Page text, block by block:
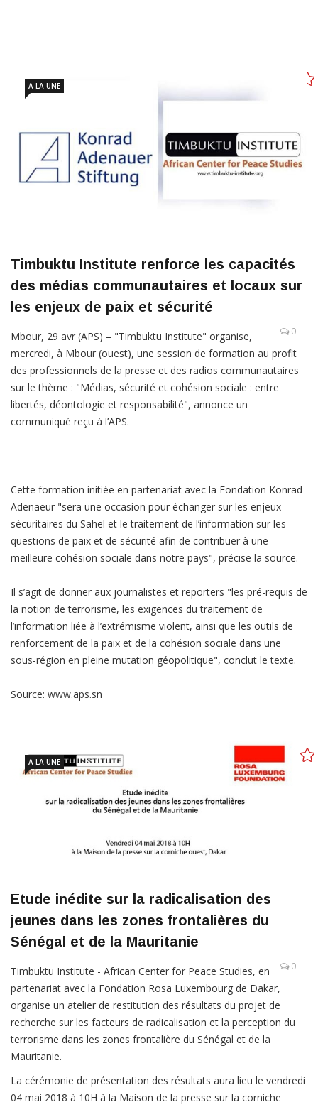
A LA UNE
Timbuktu Institute renforce les capacités
des médias communautaires et locaux sur
les enjeux de paix et sécurité
0
Mbour, 29 avr (APS) – "Timbuktu Institute" organise,
mercredi, à Mbour (ouest), une session de formation au profit
des professionnels de la presse et des radios communautaires
sur le thème : "Médias, sécurité et cohésion sociale : entre
libertés, déontologie et responsabilité", annonce un
communiqué reçu à l’APS.
Cette formation initiée en partenariat avec la Fondation Konrad
Adenaeur "sera une occasion pour échanger sur les enjeux
sécuritaires du Sahel et le traitement de l’information sur les
questions de paix et de sécurité afin de contribuer à une
meilleure cohésion sociale dans notre pays", précise la source.
Il s’agit de donner aux journalistes et reporters "les pré-requis de
la notion de terrorisme, les exigences du traitement de
l’information liée à l’extrémisme violent, ainsi que les outils de
renforcement de la paix et de la cohésion sociale dans une
sous-région en pleine mutation géopolitique", conclut le texte.
Source: www.aps.sn
A LA UNE
Etude inédite sur la radicalisation des
jeunes dans les zones frontalières du
Sénégal et de la Mauritanie
0
Timbuktu Institute - African Center for Peace Studies, en
partenariat avec la Fondation Rosa Luxembourg de Dakar,
organise un atelier de restitution des résultats du projet de
recherche sur les facteurs de radicalisation et la perception du
terrorisme dans les zones frontalière du Sénégal et de la
Mauritanie.
La cérémonie de présentation des résultats aura lieu le vendredi
04 mai 2018 à 10H à la Maison de la presse sur la corniche